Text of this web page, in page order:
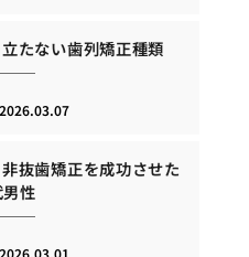
たない歯列矯正種類
2026.03.07
抜歯矯正を成功させた
性